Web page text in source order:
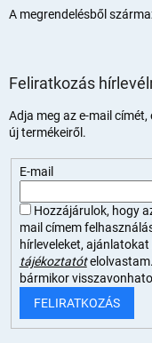
A megrendelésből
Feliratkozás
Adja meg az e-mail
új termékeiről.
E-mail
Hozzájárulok, hogy
mail címem
hírleveleket,
tájékoztatót
bármikor
FELIRATKOZÁS